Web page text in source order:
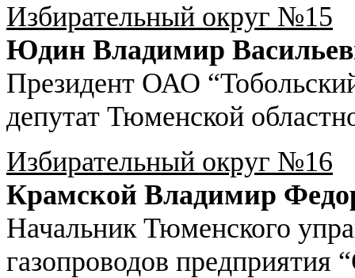
Избирательный округ №15
Юдин Владимир
Президент ОАО
депутат Тюменской
Избирательный округ №16
Крамской Владимир
Начальник Тюменского
газопроводов предприятия